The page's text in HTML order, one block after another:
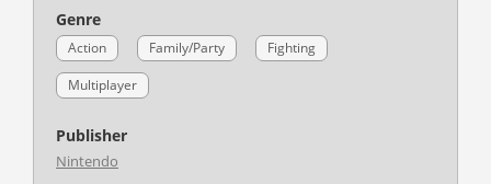
Genre
Action Family/Party
Fighting
Multiplayer
Publisher
Nintendo